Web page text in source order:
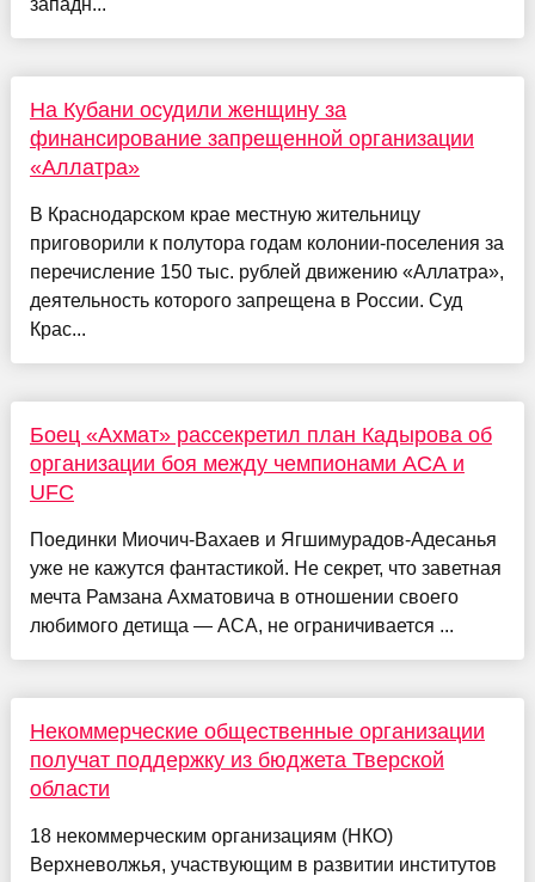
западн...
На Кубани осудили женщину за
финансирование запрещенной организации
«Аллатра»
В Краснодарском крае местную жительницу
приговорили к полутора годам колонии-поселения за
перечисление 150 тыс. рублей движению «Аллатра»,
деятельность которого запрещена в России. Суд
Крас...
Боец «Ахмат» рассекретил план Кадырова об
организации боя между чемпионами АСА и
UFC
Поединки Миочич-Вахаев и Ягшимурадов-Адесанья
уже не кажутся фантастикой. Не секрет, что заветная
мечта Рамзана Ахматовича в отношении своего
любимого детища — АСА, не ограничивается ...
Некоммерческие общественные организации
получат поддержку из бюджета Тверской
области
18 некоммерческим организациям (НКО)
Верхневолжья, участвующим в развитии институтов